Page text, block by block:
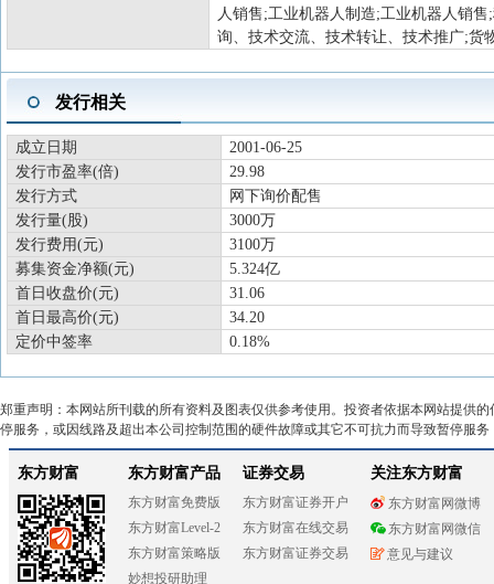
人销售;工业机器人制造;工业机器人销
询、技术交流、技术转让、技术推广;货
发行相关
成立日期
2001-06-25
发行市盈率(倍)
29.98
发行方式
网下询价配售
发行量(股)
3000万
发行费用(元)
3100万
募集资金净额(元)
5.324亿
首日收盘价(元)
31.06
首日最高价(元)
34.20
定价中签率
0.18%
郑重声明：本网站所刊载的所有资料及图表仅供参考使用。投资者依据本网站提供
停服务，或因线路及超出本公司控制范围的硬件故障或其它不可抗力而导致暂停服